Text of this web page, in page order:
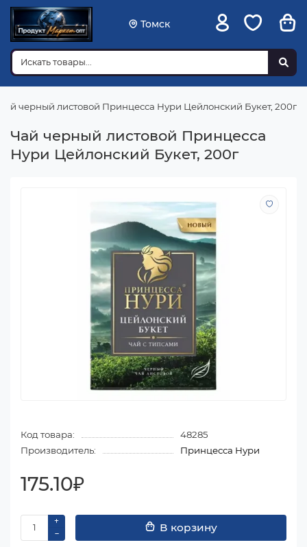
Томск
черный листовой Принцесса Нури Цейлонский Букет, 200г
Чай черный листовой Принцесса
Нури Цейлонский Букет, 200г
Код товара:
48285
Производитель:
Принцесса Нури
175.10₽
В корзину